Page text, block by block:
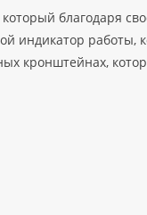
благодаря
индикатор
кронштейнах,